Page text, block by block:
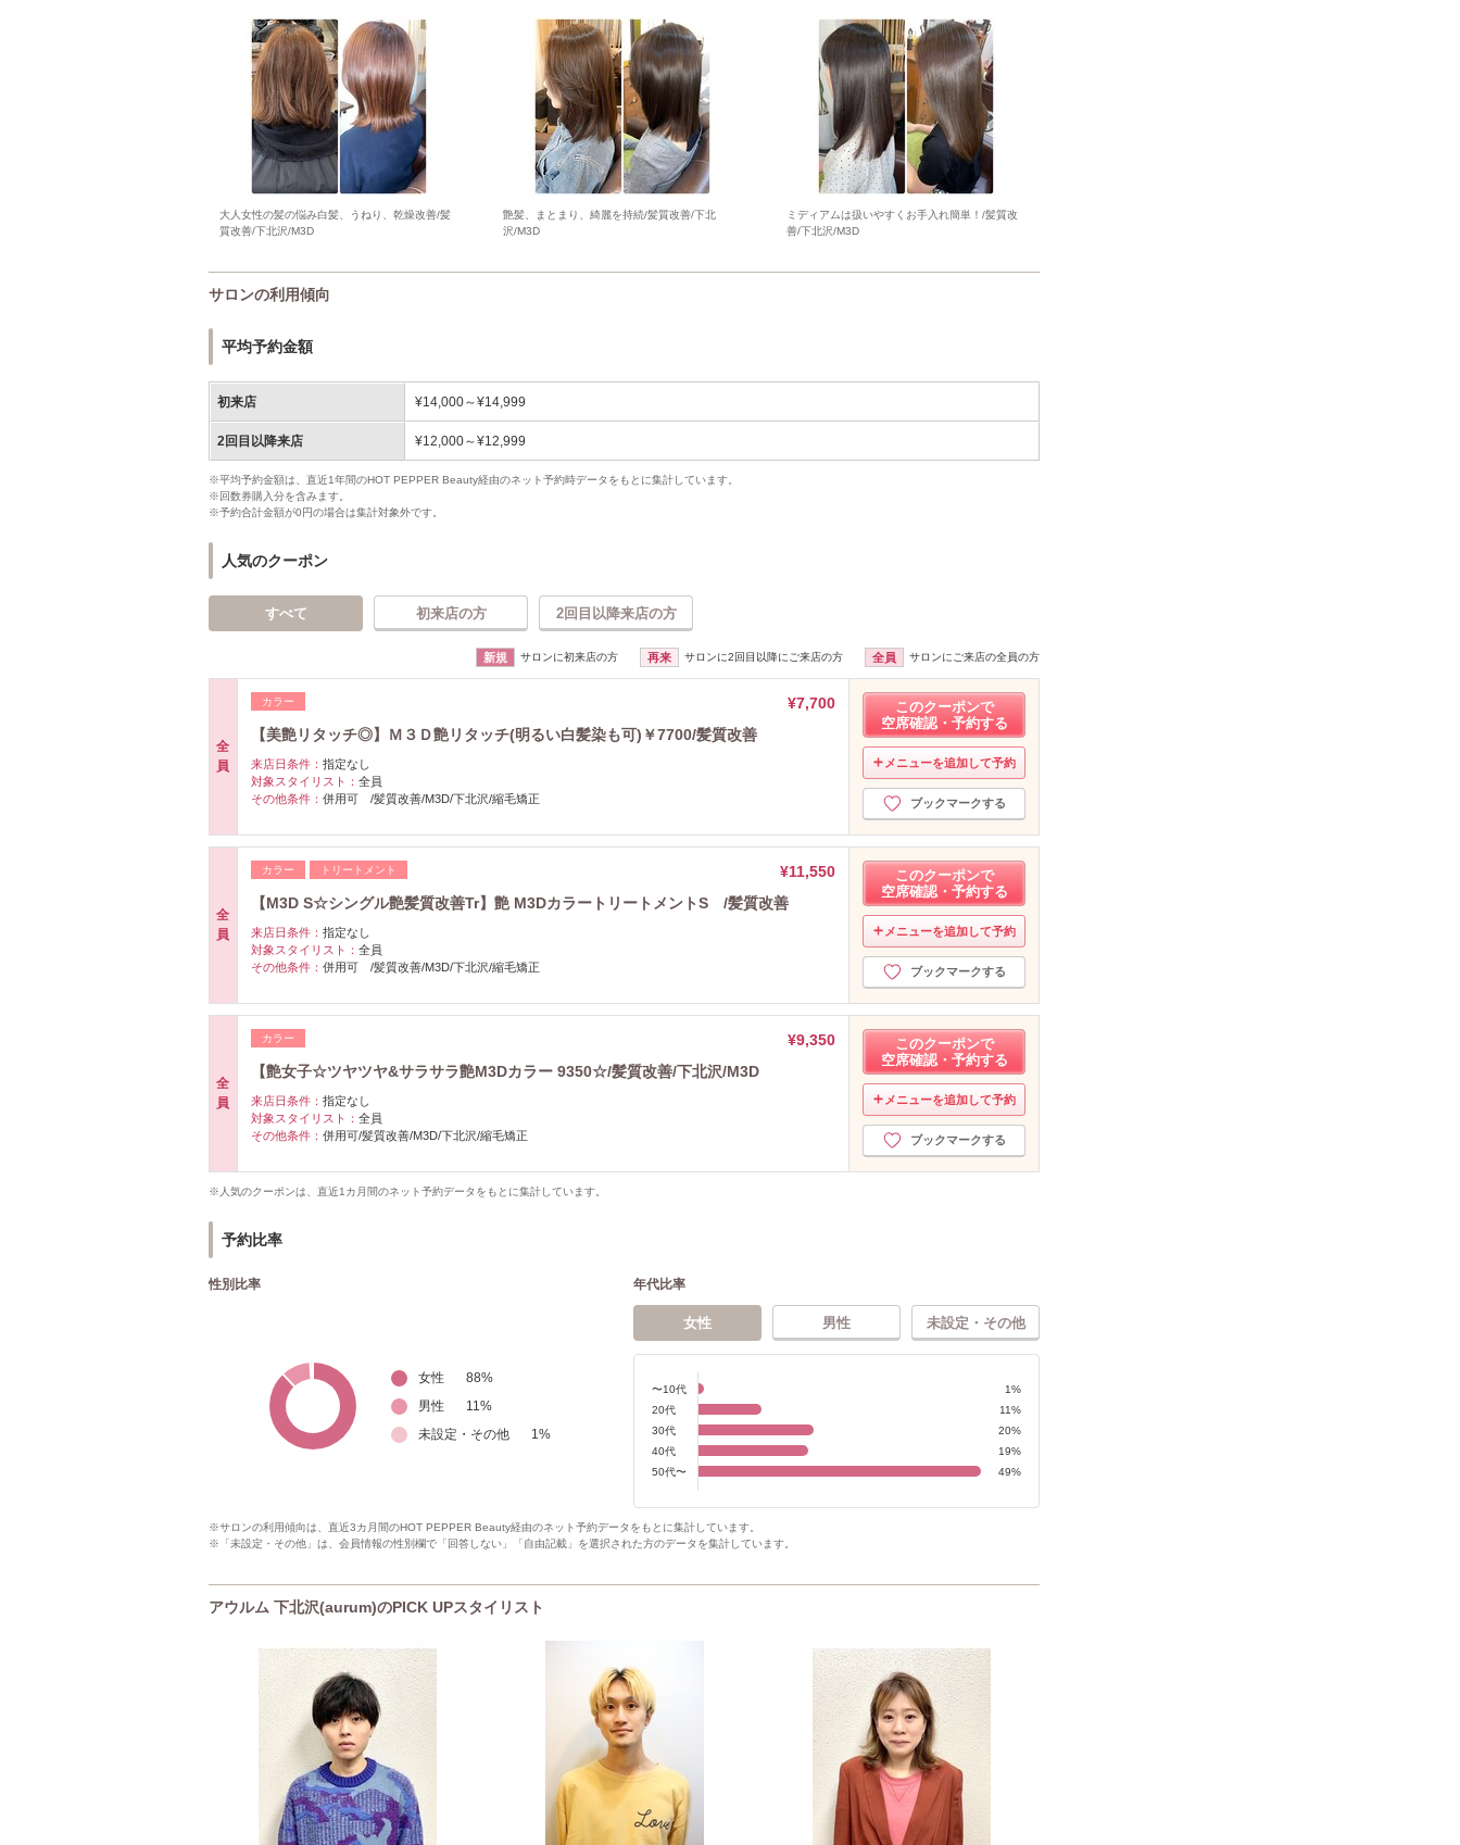
大人女性の髪の悩み白髪、うねり、乾燥改善/髪
質改善/下北沢/M3D
艶髪、まとまり、綺麗を持続/髪質改善/下北
沢/M3D
ミディアムは扱いやすくお手入れ簡単！/髪質改
善/下北沢/M3D
サロンの利用傾向
平均予約金額
初来店 ¥14,000～¥14,999
2回目以降来店 ¥12,000～¥12,999
※平均予約金額は、直近1年間のHOT PEPPER Beauty経由のネット予約時データをもとに集計しています。
※回数券購入分を含みます。
※予約合計金額が0円の場合は集計対象外です。
人気のクーポン
すべて 初来店の方 2回目以降来店の方
新規 サロンに初来店の方 再来 サロンに2回目以降にご来店の方 全員 サロンにご来店の全員の方
全
員
カラー
¥7,700
【美艶リタッチ◎】Ｍ３Ｄ艶リタッチ(明るい白髪染も可)￥7700/髪質改善
来店日条件： 指定なし
対象スタイリスト： 全員
その他条件： 併用可 /髪質改善/M3D/下北沢/縮毛矯正
このクーポンで
空席確認・予約する
メニューを追加して予約
ブックマークする
全
員
カラー トリートメント
¥11,550
【M3D S☆シングル艶髪質改善Tr】艶 M3DカラートリートメントS /髪質改善
来店日条件： 指定なし
対象スタイリスト： 全員
その他条件： 併用可 /髪質改善/M3D/下北沢/縮毛矯正
このクーポンで
空席確認・予約する
メニューを追加して予約
ブックマークする
全
員
カラー
¥9,350
【艶女子☆ツヤツヤ&サラサラ艶M3Dカラー 9350☆/髪質改善/下北沢/M3D
来店日条件： 指定なし
対象スタイリスト： 全員
その他条件： 併用可/髪質改善/M3D/下北沢/縮毛矯正
このクーポンで
空席確認・予約する
メニューを追加して予約
ブックマークする
※人気のクーポンは、直近1カ月間のネット予約データをもとに集計しています。
予約比率
性別比率
女性 88%
男性
11%
未設定・その他
1%
年代比率
女性 男性 未設定・その他
〜10代
1%
20代
11%
30代
20%
40代
19%
50代〜
49%
※サロンの利用傾向は、直近3カ月間のHOT PEPPER Beauty経由のネット予約データをもとに集計しています。
※「未設定・その他」は、会員情報の性別欄で「回答しない」「自由記載」を選択された方のデータを集計しています。
アウルム 下北沢(aurum)のPICK UPスタイリスト